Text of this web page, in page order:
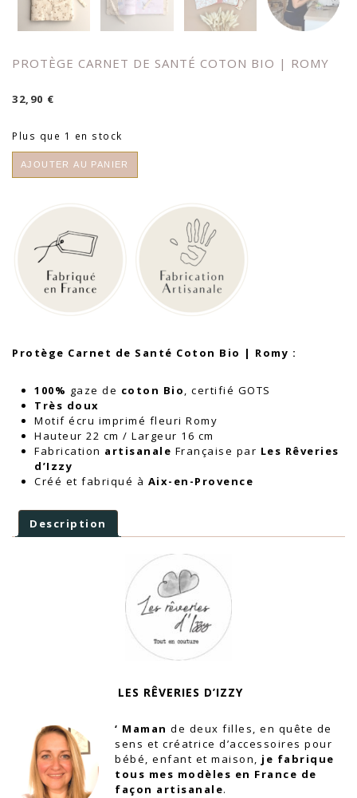
PROTÈGE CARNET DE SANTÉ COTON BIO | ROMY
32,90 €
Plus que 1 en stock
quantité
Santé
Coton
Romy
AJOUTER AU PANIER
Protège Carnet de Santé Coton Bio | Romy :
100% gaze de coton Bio, certifié GOTS
Très doux
Motif écru imprimé fleuri Romy
Hauteur 22 cm / Largeur 16 cm
Fabrication artisanale Française par Les Rêveries
d’Izzy
Créé et fabriqué à Aix-en-Provence
Description
LES RÊVERIES D’IZZY
‘ Maman de deux filles, en quête de
sens et créatrice d’accessoires pour
bébé, enfant et maison, je fabrique
tous mes modèles en France de
façon artisanale.